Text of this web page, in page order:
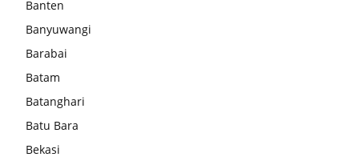
Banten
Banyuwangi
Barabai
Batam
Batanghari
Batu Bara
Bekasi